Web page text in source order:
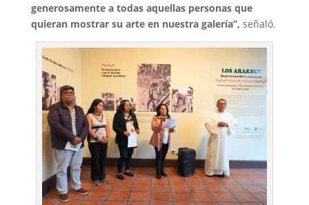
generosamente a todas aquellas personas que
quieran mostrar su arte en nuestra galería”, señaló.